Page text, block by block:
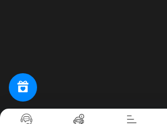
Tiến hành thanh toán